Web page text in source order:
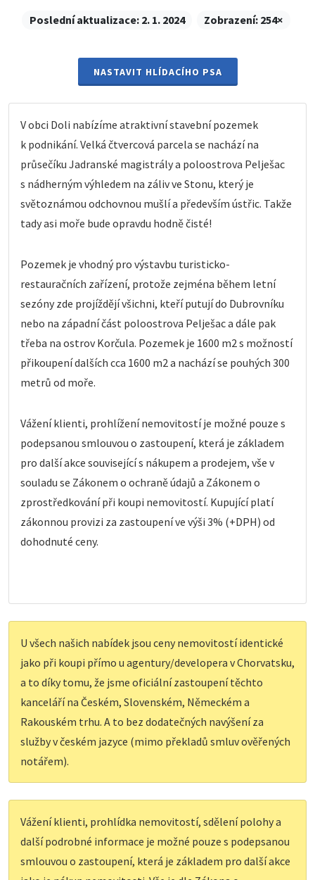
Poslední aktualizace: 2. 1. 2024 Zobrazení: 254×
NASTAVIT HLÍDACÍHO PSA
V obci Doli nabízíme atraktivní stavební pozemek
k podnikání. Velká čtvercová parcela se nachází na
průsečíku Jadranské magistrály a poloostrova Pelješac
s nádherným výhledem na záliv ve Stonu, který je
světoznámou odchovnou mušlí a především ústřic. Takže
tady asi moře bude opravdu hodně čisté!
Pozemek je vhodný pro výstavbu turisticko-
restauračních zařízení, protože zejména během letní
sezóny zde projíždějí všichni, kteří putují do Dubrovníku
nebo na západní část poloostrova Pelješac a dále pak
třeba na ostrov Korčula. Pozemek je 1600 m2 s možností
přikoupení dalších cca 1600 m2 a nachází se pouhých 300
metrů od moře.
Vážení klienti, prohlížení nemovitostí je možné pouze s
podepsanou smlouvou o zastoupení, která je základem
pro další akce související s nákupem a prodejem, vše v
souladu se Zákonem o ochraně údajů a Zákonem o
zprostředkování při koupi nemovitostí. Kupující platí
zákonnou provizi za zastoupení ve výši 3% (+DPH) od
dohodnuté ceny.
U všech našich nabídek jsou ceny nemovitostí identické
jako při koupi přímo u agentury/developera v Chorvatsku,
a to díky tomu, že jsme oficiální zastoupení těchto
kanceláří na Českém, Slovenském, Německém a
Rakouském trhu. A to bez dodatečných navýšení za
služby v českém jazyce (mimo překladů smluv ověřených
notářem).
Vážení klienti, prohlídka nemovitostí, sdělení polohy a
další podrobné informace je možné pouze s podepsanou
smlouvou o zastoupení, která je základem pro další akce